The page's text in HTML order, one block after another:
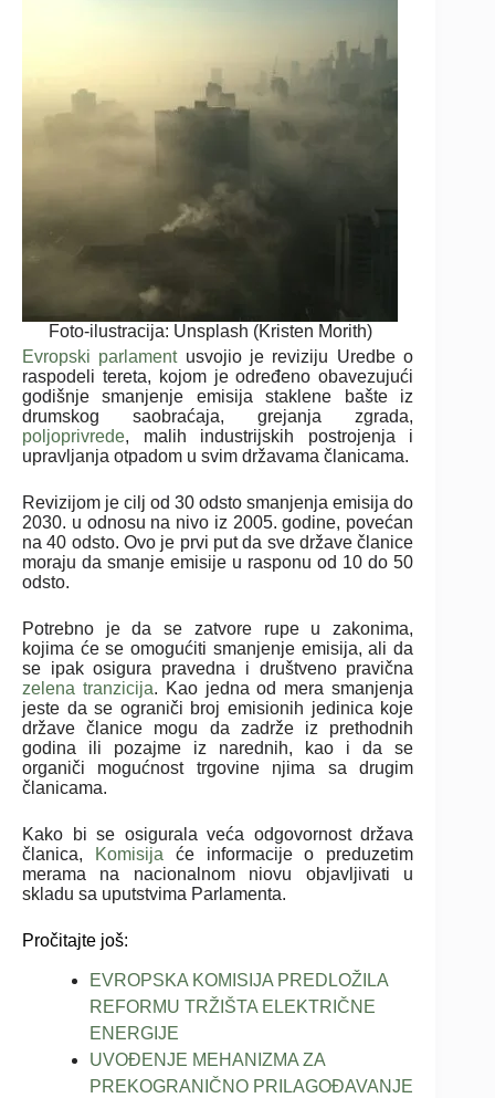
Foto-ilustracija: Unsplash (Kristen Morith)
Evropski parlamentusvojio je reviziju Uredbe o
raspodeli tereta, kojom je određeno obavezujući
godišnje smanjenje emisija staklene bašte iz
drumskog saobraćaja, grejanja zgrada,
poljoprivrede, malih industrijskih postrojenja i
upravljanja otpadom u svim državama članicama.
Revizijom je cilj od 30 odsto smanjenja emisija do
2030. u odnosu na nivo iz 2005. godine, povećan
na 40 odsto. Ovo je prvi put da sve države članice
moraju da smanje emisije u rasponu od 10 do 50
odsto.
Potrebno je da se zatvore rupe u zakonima,
kojima će se omogućiti smanjenje emisija, ali da
se ipak osigura pravedna i društveno pravična
zelena tranzicija. Kao jedna od mera smanjenja
jeste da se ograniči broj emisionih jedinica koje
države članice mogu da zadrže iz prethodnih
godina ili pozajme iz narednih, kao i da se
organiči mogućnost trgovine njima sa drugim
članicama.
Kako bi se osigurala veća odgovornost država
članica,
Komisija će informacije o preduzetim
merama na nacionalnom niovu objavljivati u
skladu sa uputstvima Parlamenta.
Pročitajte još:
EVROPSKA KOMISIJA PREDLOŽILA
REFORMU TRŽIŠTA ELEKTRIČNE
ENERGIJE
UVOĐENJE MEHANIZMA ZA
PREKOGRANIČNO PRILAGOĐAVANJE